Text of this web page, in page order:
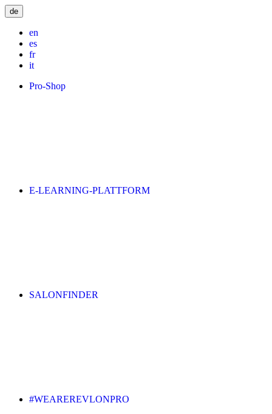
de
en
es
fr
it
Pro-Shop
E-LEARNING-PLATTFORM
SALONFINDER
#WEAREREVLONPRO